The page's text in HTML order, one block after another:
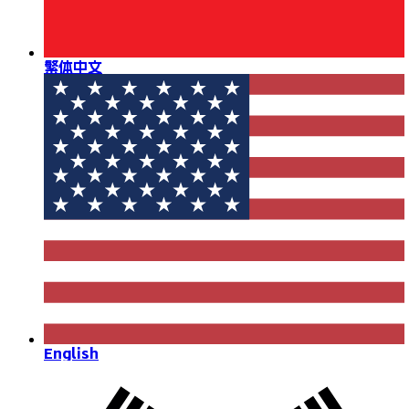
繁体中文
English